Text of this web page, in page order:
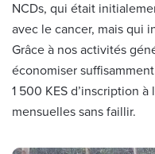
NCDs, qui était
avec le cancer, mais qui
Grâce à nos activités
économiser
1 500 KES d’inscription
mensuelles sans faillir.